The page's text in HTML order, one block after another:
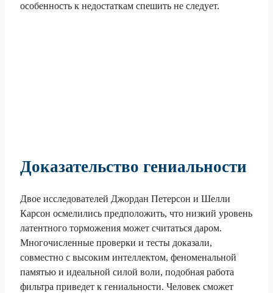
особенность к недостаткам спешить не следует.
Доказательство гениальности
Двое исследователей Джордан Петерсон и Шелли
Карсон осмелились предположить, что низкий уровень
латентного торможения может считаться даром.
Многочисленные проверки и тесты доказали,
совместно с высоким интеллектом, феноменальной
памятью и идеальной силой воли, подобная работа
фильтра приведет к гениальности. Человек сможет